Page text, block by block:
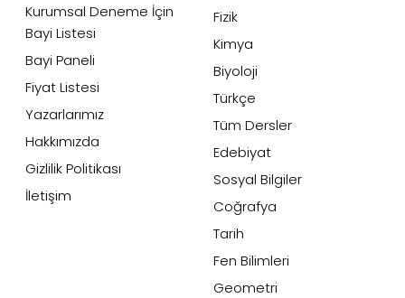
Kurumsal Deneme İçin
Bayi Listesi
Bayi Paneli
Fiyat Listesi
Yazarlarımız
Hakkımızda
Gizlilik Politikası
İletişim
Fizik
Kimya
Biyoloji
Türkçe
Tüm Dersler
Edebiyat
Sosyal Bilgiler
Coğrafya
Tarih
Fen Bilimleri
Geometri